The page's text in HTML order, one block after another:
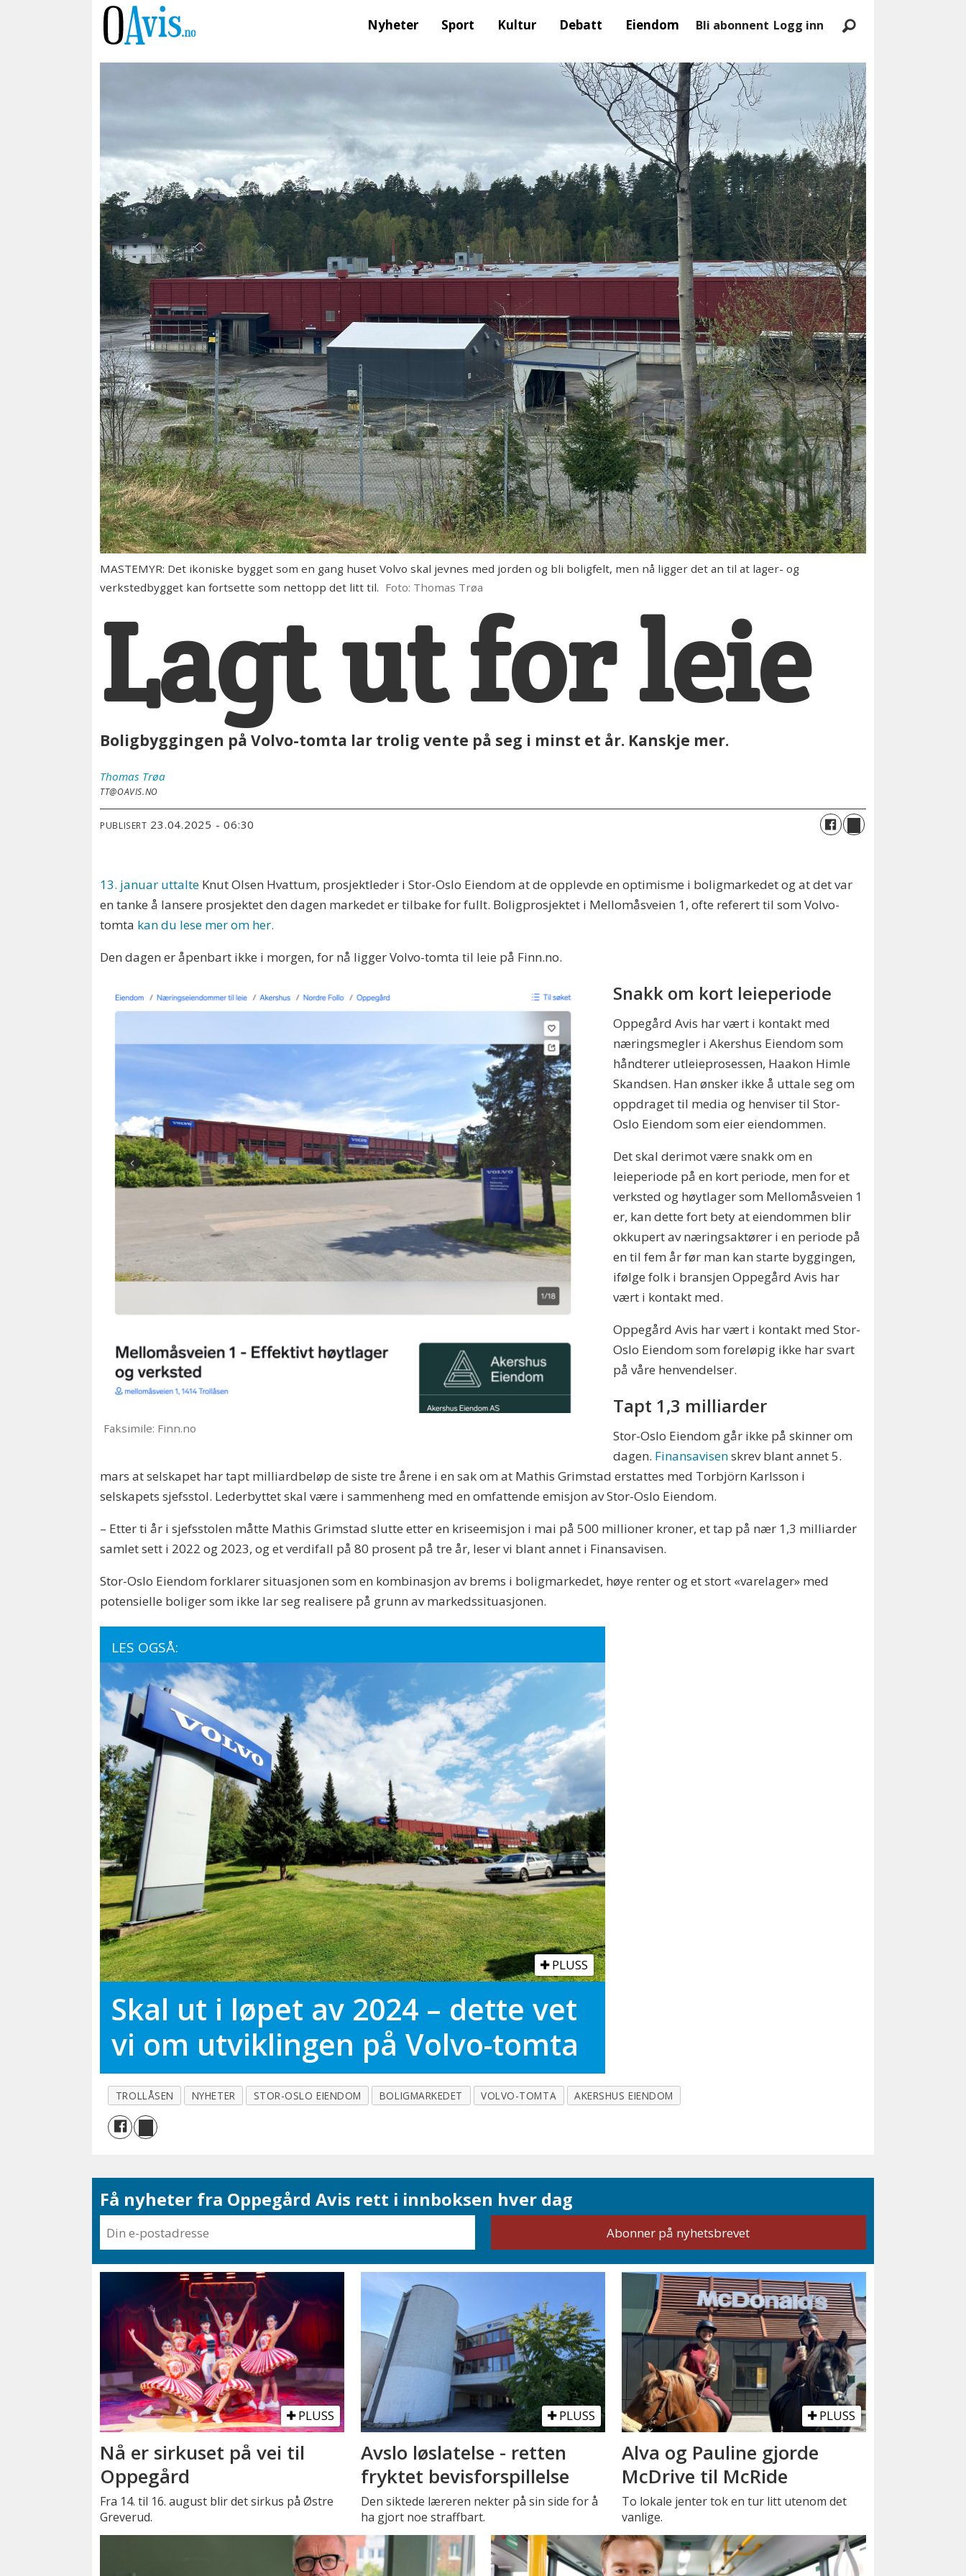
Nyheter Sport Kultur Debatt Eiendom Bli abonnent Logg inn
MASTEMYR: Det ikoniske bygget som en gang huset Volvo skal jevnes med jorden og bli boligfelt, men nå ligger det an til at lager- og
verkstedbygget kan fortsette som nettopp det litt til. Foto: Thomas Trøa
Lagt ut for leie
Boligbyggingen på Volvo-tomta lar trolig vente på seg i minst et år. Kanskje mer.
Thomas Trøa
TT@OAVIS.NO
PUBLISERT 23.04.2025 - 06:30
13. januar uttalte Knut Olsen Hvattum, prosjektleder i Stor-Oslo Eiendom at de opplevde en optimisme i boligmarkedet og at det var
en tanke å lansere prosjektet den dagen markedet er tilbake for fullt. Boligprosjektet i Mellomåsveien 1, ofte referert til som Volvo-
tomta kan du lese mer om her.
Den dagen er åpenbart ikke i morgen, for nå ligger Volvo-tomta til leie på Finn.no.
Faksimile: Finn.no
Snakk om kort leieperiode
Oppegård Avis har vært i kontakt med
næringsmegler i Akershus Eiendom som
håndterer utleieprosessen, Haakon Himle
Skandsen. Han ønsker ikke å uttale seg om
oppdraget til media og henviser til Stor-
Oslo Eiendom som eier eiendommen.
Det skal derimot være snakk om en
leieperiode på en kort periode, men for et
verksted og høytlager som Mellomåsveien 1
er, kan dette fort bety at eiendommen blir
okkupert av næringsaktører i en periode på
en til fem år før man kan starte byggingen,
ifølge folk i bransjen Oppegård Avis har
vært i kontakt med.
Oppegård Avis har vært i kontakt med Stor-
Oslo Eiendom som foreløpig ikke har svart
på våre henvendelser.
Tapt 1,3 milliarder
Stor-Oslo Eiendom går ikke på skinner om
dagen. Finansavisenskrev blant annet 5.
mars at selskapet har tapt milliardbeløp de siste tre årene i en sak om at Mathis Grimstad erstattes med Torbjörn Karlsson i
selskapets sjefsstol. Lederbyttet skal være i sammenheng med en omfattende emisjon av Stor-Oslo Eiendom.
– Etter ti år i sjefsstolen måtte Mathis Grimstad slutte etter en kriseemisjon i mai på 500 millioner kroner, et tap på nær 1,3 milliarder
samlet sett i 2022 og 2023, og et verdifall på 80 prosent på tre år, leser vi blant annet i Finansavisen.
Stor-Oslo Eiendom forklarer situasjonen som en kombinasjon av brems i boligmarkedet, høye renter og et stort «varelager» med
potensielle boliger som ikke lar seg realisere på grunn av markedssituasjonen.
LES OGSÅ:
PLUSS
Skal ut i løpet av 2024 – dette vet
vi om utviklingen på Volvo-tomta
TROLLÅSEN NYHETER STOR-OSLO EIENDOM BOLIGMARKEDET VOLVO-TOMTA AKERSHUS EIENDOM
Få nyheter fra Oppegård Avis rett i innboksen hver dag
PLUSS
Nå er sirkuset på vei til
Oppegård
Fra 14. til 16. august blir det sirkus på Østre
Greverud.
PLUSS
Avslo løslatelse - retten
fryktet bevisforspillelse
Den siktede læreren nekter på sin side for å
ha gjort noe straffbart.
PLUSS
Alva og Pauline gjorde
McDrive til McRide
To lokale jenter tok en tur litt utenom det
vanlige.